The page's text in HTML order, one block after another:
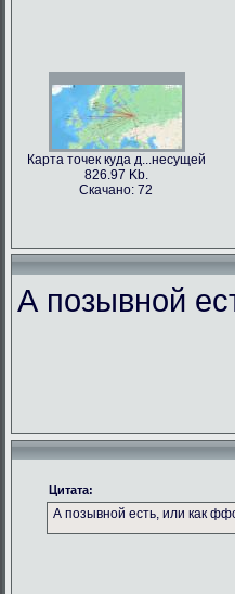
Карта точек куда д...несущей
826.97 Kb.
Скачано: 72
А позывной
Цитата:
А позывной есть, или как